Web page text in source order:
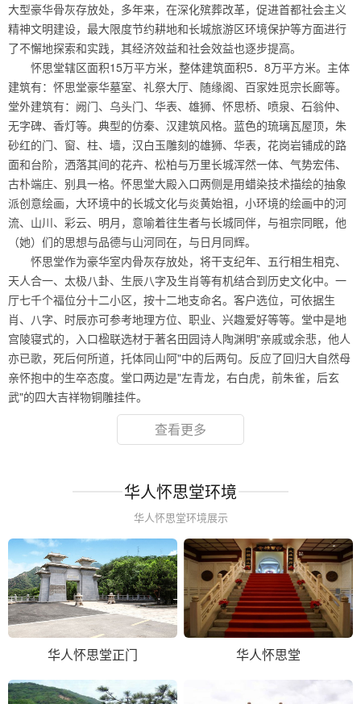
大型豪华骨灰存放处，多年来，在深化殡葬改革，促进首都社会主义
精神文明建设，最大限度节约耕地和长城旅游区环境保护等方面进行
了不懈地探索和实践，其经济效益和社会效益也逐步提高。
怀思堂辖区面积15万平方米，整体建筑面积5．8万平方米。主体
建筑有：怀思堂豪华墓室、礼祭大厅、随缘阁、百家姓觅宗长廊等。
堂外建筑有：阙门、乌头门、华表、雄狮、怀思桥、喷泉、石翁仲、
无字碑、香灯等。典型的仿秦、汉建筑风格。蓝色的琉璃瓦屋顶，朱
砂红的门、窗、柱、墙，汉白玉雕刻的雄狮、华表，花岗岩铺成的路
面和台阶，洒落其间的花卉、松柏与万里长城浑然一体、气势宏伟、
古朴端庄、别具一格。怀思堂大殿入口两侧是用蜡染技术描绘的抽象
派创意绘画，大环境中的长城文化与炎黄始祖，小环境的绘画中的河
流、山川、彩云、明月，意喻着往生者与长城同伴，与祖宗同眠，他
（她）们的思想与品德与山河同在，与日月同辉。
怀思堂作为豪华室内骨灰存放处，将干支纪年、五行相生相克、
天人合一、太极八卦、生辰八字及生肖等有机结合到历史文化中。一
厅七千个福位分十二小区，按十二地支命名。客户选位，可依据生
肖、八字、时辰亦可参考地理方位、职业、兴趣爱好等等。堂中是地
宫陵寝式的，入口楹联选材于著名田园诗人陶渊明"亲戚或余悲，他人
亦已歌，死后何所道，托体同山阿"中的后两句。反应了回归大自然母
亲怀抱中的生卒态度。堂口两边是"左青龙，右白虎，前朱雀，后玄
武"的四大吉祥物铜雕挂件。
查看更多
华人怀思堂环境
华人怀思堂环境展示
华人怀思堂正门 华人怀思堂